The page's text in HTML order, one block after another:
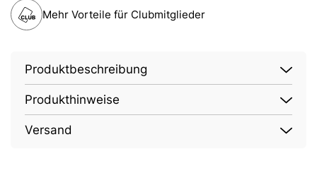
Mehr Vorteile für Clubmitglieder
Produktbeschreibung
Produkthinweise
Versand